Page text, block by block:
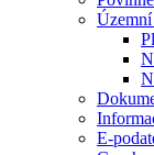
Územní
E-